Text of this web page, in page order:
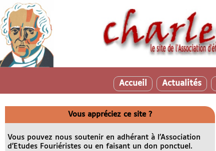
Accueil Actualités
Vous appréciez ce site ?
Vous pouvez nous soutenir en adhérant à l’Association
d’Etudes Fouriéristes ou en faisant un don ponctuel.